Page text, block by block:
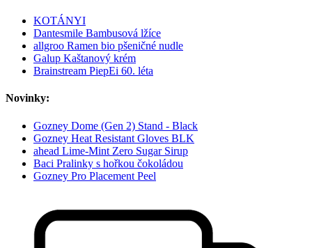
KOTÁNYI
Dantesmile Bambusová lžíce
allgroo Ramen bio pšeničné nudle
Galup Kaštanový krém
Brainstream PiepEi 60. léta
Novinky:
Gozney Dome (Gen 2) Stand - Black
Gozney Heat Resistant Gloves BLK
ahead Lime-Mint Zero Sugar Sirup
Baci Pralinky s hořkou čokoládou
Gozney Pro Placement Peel